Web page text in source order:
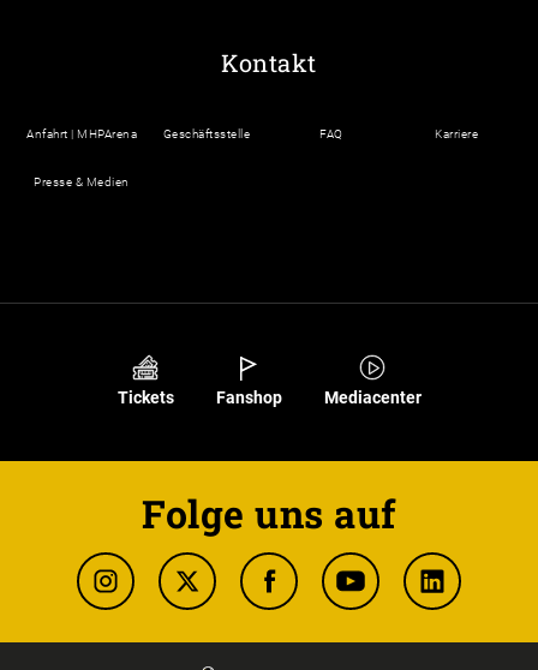
Kontakt
Anfahrt | MHPArena Geschäftsstelle FAQ Karriere
Presse & Medien
Tickets Fanshop Mediacenter
Folge uns auf